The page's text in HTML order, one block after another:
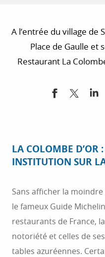
A l’entrée du village de
Place de Gaulle et
Restaurant La
pour régaler
LA COLOMBE D’OR :
INSTITUTION SUR
Sans afficher la
le fameux Guide
restaurants de France,
notoriété et celles de
tables azuréennes.